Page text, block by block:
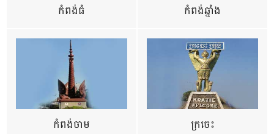
កំពង់ធំ កំពង់ឆ្នាំង
កំពង់ចាម ក្រចេះ